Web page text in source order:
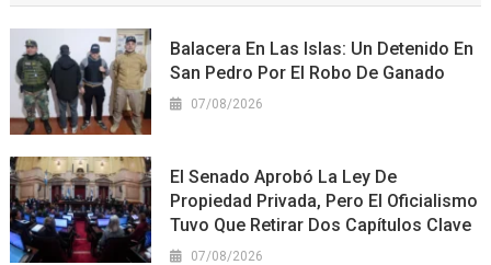
Balacera En Las Islas: Un Detenido En
San Pedro Por El Robo De Ganado
07/08/2026
El Senado Aprobó La Ley De
Propiedad Privada, Pero El Oficialismo
Tuvo Que Retirar Dos Capítulos Clave
07/08/2026